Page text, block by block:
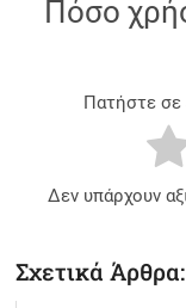
Πόσο
Πατήστε σε
Δεν υπάρχουν
Σχετικά Άρθρα: